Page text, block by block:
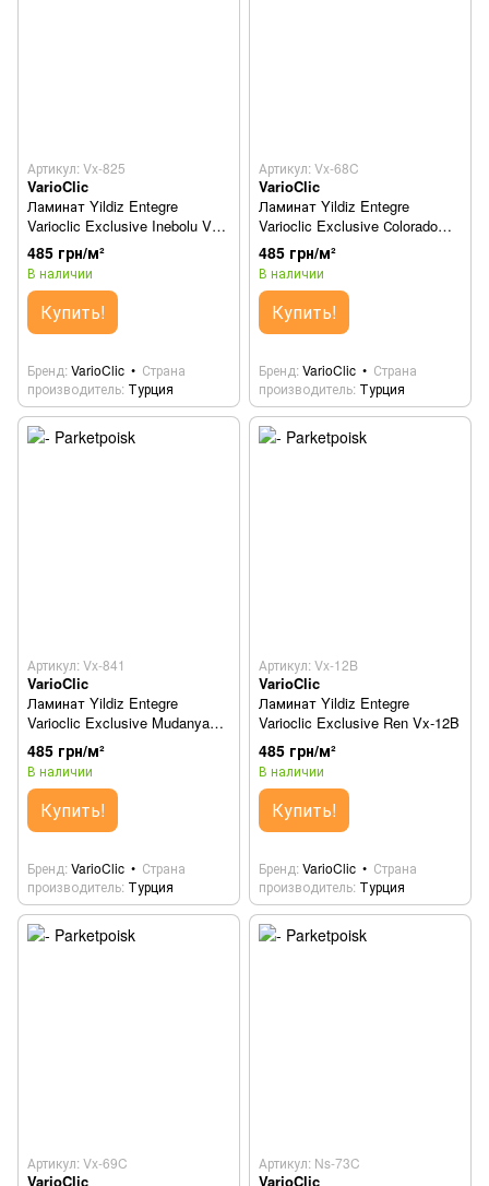
Артикул: Vx-825
VarioClic
Ламинат Yildiz Entegre
Varioclic Exclusive Inebolu Vx-
825
485 грн/м²
В наличии
Купить!
Бренд VarioClic
Страна
производитель Турция
Артикул: Vx-68C
VarioClic
Ламинат Yildiz Entegre
Varioclic Exclusive Сolorado
Vx-68C
485 грн/м²
В наличии
Купить!
Бренд VarioClic
Страна
производитель Турция
Артикул: Vx-841
VarioClic
Ламинат Yildiz Entegre
Varioclic Exclusive Mudanya
Vx-841
485 грн/м²
В наличии
Купить!
Бренд VarioClic
Страна
производитель Турция
Артикул: Vx-12B
VarioClic
Ламинат Yildiz Entegre
Varioclic Exclusive Ren Vx-12B
485 грн/м²
В наличии
Купить!
Бренд VarioClic
Страна
производитель Турция
Артикул: Vx-69C
VarioClic
Артикул: Ns-73C
VarioClic